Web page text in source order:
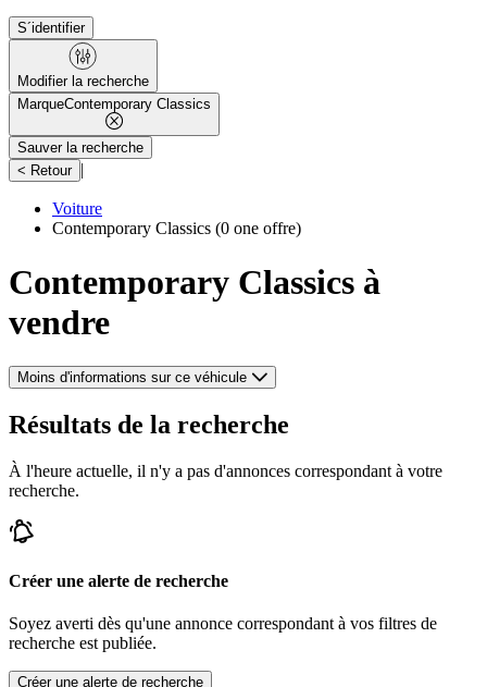
S´identifier
Modifier la recherche
MarqueContemporary Classics
Sauver la recherche
< Retour |
Voiture
Contemporary Classics (0 one offre)
Contemporary Classics à
vendre
Moins d'informations sur ce véhicule
Résultats de la recherche
À l'heure actuelle, il n'y a pas d'annonces correspondant à votre
recherche.
Créer une alerte de recherche
Soyez averti dès qu'une annonce correspondant à vos filtres de
recherche est publiée.
Créer une alerte de recherche